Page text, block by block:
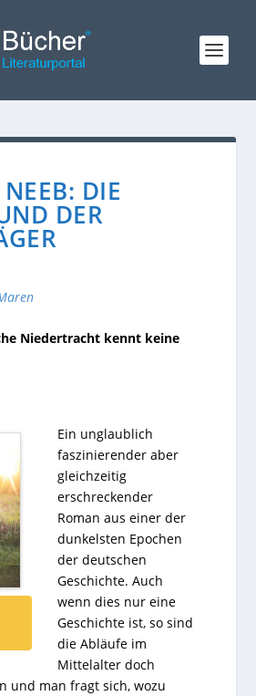
DIE
DER
Niedertracht kennt keine
Ein unglaublich
faszinierender aber
gleichzeitig
erschreckender
Roman aus einer der
dunkelsten Epochen
der deutschen
Geschichte. Auch
wenn dies nur eine
Geschichte ist, so sind
die Abläufe im
Mittelalter doch
und man fragt sich, wozu